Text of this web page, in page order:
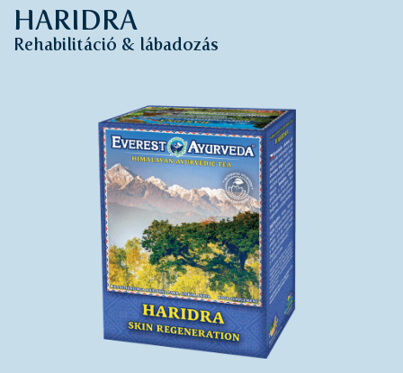
HARIDRA
Rehabilitáció & lábadozás